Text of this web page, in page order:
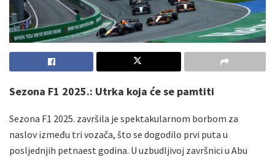
Sezona F1 2025.: Utrka koja će se pamtiti
Sezona F1 2025. završila je spektakularnom borbom za
naslov između tri vozača, što se dogodilo prvi puta u
posljednjih petnaest godina. U uzbudljivoj završnici u Abu